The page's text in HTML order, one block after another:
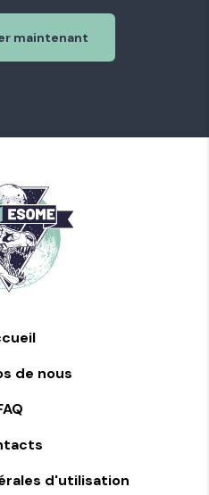
maintenant
de nous
d'utilisation